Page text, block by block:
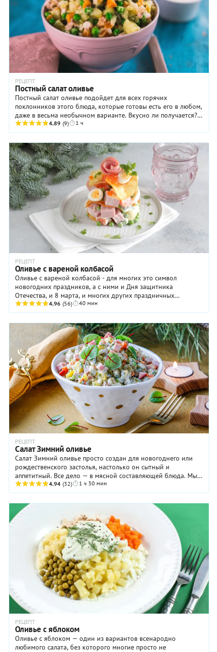
РЕЦЕПТ
Постный салат оливье
Постный салат оливье подойдет для всех горячих
поклонников этого блюда, которые готовы есть его в любом,
даже в весьма необычном варианте. Вкусно ли получается?
Очень! Роль сытных ингредиентов ...
4.89 (9) 1 ч
РЕЦЕПТ
Оливье с вареной колбасой
Оливье с вареной колбасой - для многих это символ
новогодних праздников, а с ними и Дня защитника
Отечества, и 8 марта, и многих других праздничных
застолий. Сейчас стали готовить оливье с курицей, ...
4.96 (56) 40 мин
РЕЦЕПТ
Салат Зимний оливье
Салат Зимний оливье просто создан для новогоднего или
рождественского застолья, настолько он сытный и
аппетитный. Все дело — в мясной составляющей блюда. Мы
предлагаем использовать не просто ...
4.94 (32) 1 ч 30 мин
РЕЦЕПТ
Оливье с яблоком
Оливье с яблоком — один из вариантов всенародно
любимого салата, без которого многие просто не